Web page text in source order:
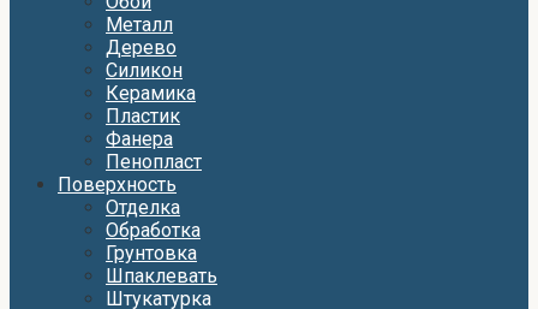
Металл
Дерево
Силикон
Керамика
Пластик
Фанера
Пенопласт
Поверхность
Отделка
Обработка
Грунтовка
Шпаклевать
Штукатурка